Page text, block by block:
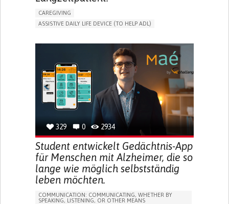
CAREGIVING
ASSISTIVE DAILY LIFE DEVICE (TO HELP ADL)
MAINTAINING BALANCE AND MOBILITY
PREVENTING (VACCINATION, PROTECTION, FALLS,
GENERAL AND FAMILY MEDICINE
CAREGIVER SUPPORT
UNITED STATES
329 0 2934
Student entwickelt Gedächtnis-App
für Menschen mit Alzheimer, die so
lange wie möglich selbstständig
leben möchten.
COMMUNICATION: COMMUNICATING, WHETHER BY
SPEAKING, LISTENING, OR OTHER MEANS